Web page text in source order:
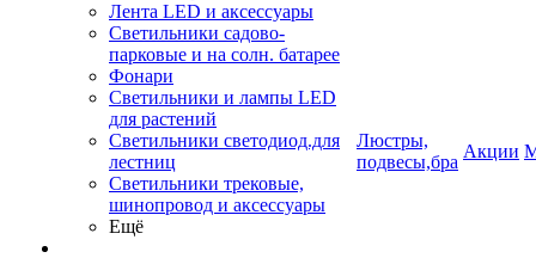
Лента LED и аксессуары
Светильники садово-
парковые и на солн. батарее
Фонари
Светильники и лампы LED
для растений
Светильники светодиод.для
лестниц
Светильники трековые,
шинопровод и аксессуары
Ещё
Люстры,
подвесы,бра
Акции